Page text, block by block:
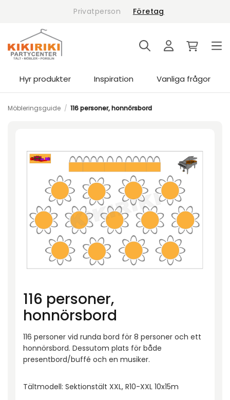
Privatperson Företag
Hyr produkter Inspiration Vanliga frågor
Möbleringsguide / 116 personer, honnörsbord
116 personer,
honnörsbord
116 personer vid runda bord för 8 personer och ett
honnörsbord. Dessutom plats för både
presentbord/buffé och en musiker.
Tältmodell: Sektionstält XXL, R10-XXL 10x15m